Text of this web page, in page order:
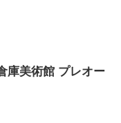
庫美術館 プレオー